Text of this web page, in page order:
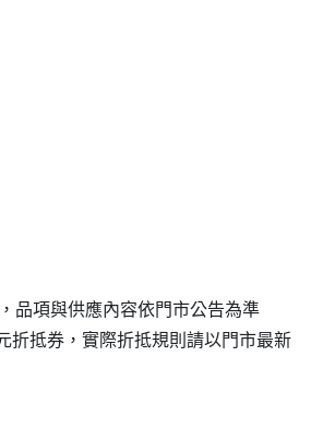
品項與供應內容依門市公告為準
折抵券，實際折抵規則請以門市最新
路248號